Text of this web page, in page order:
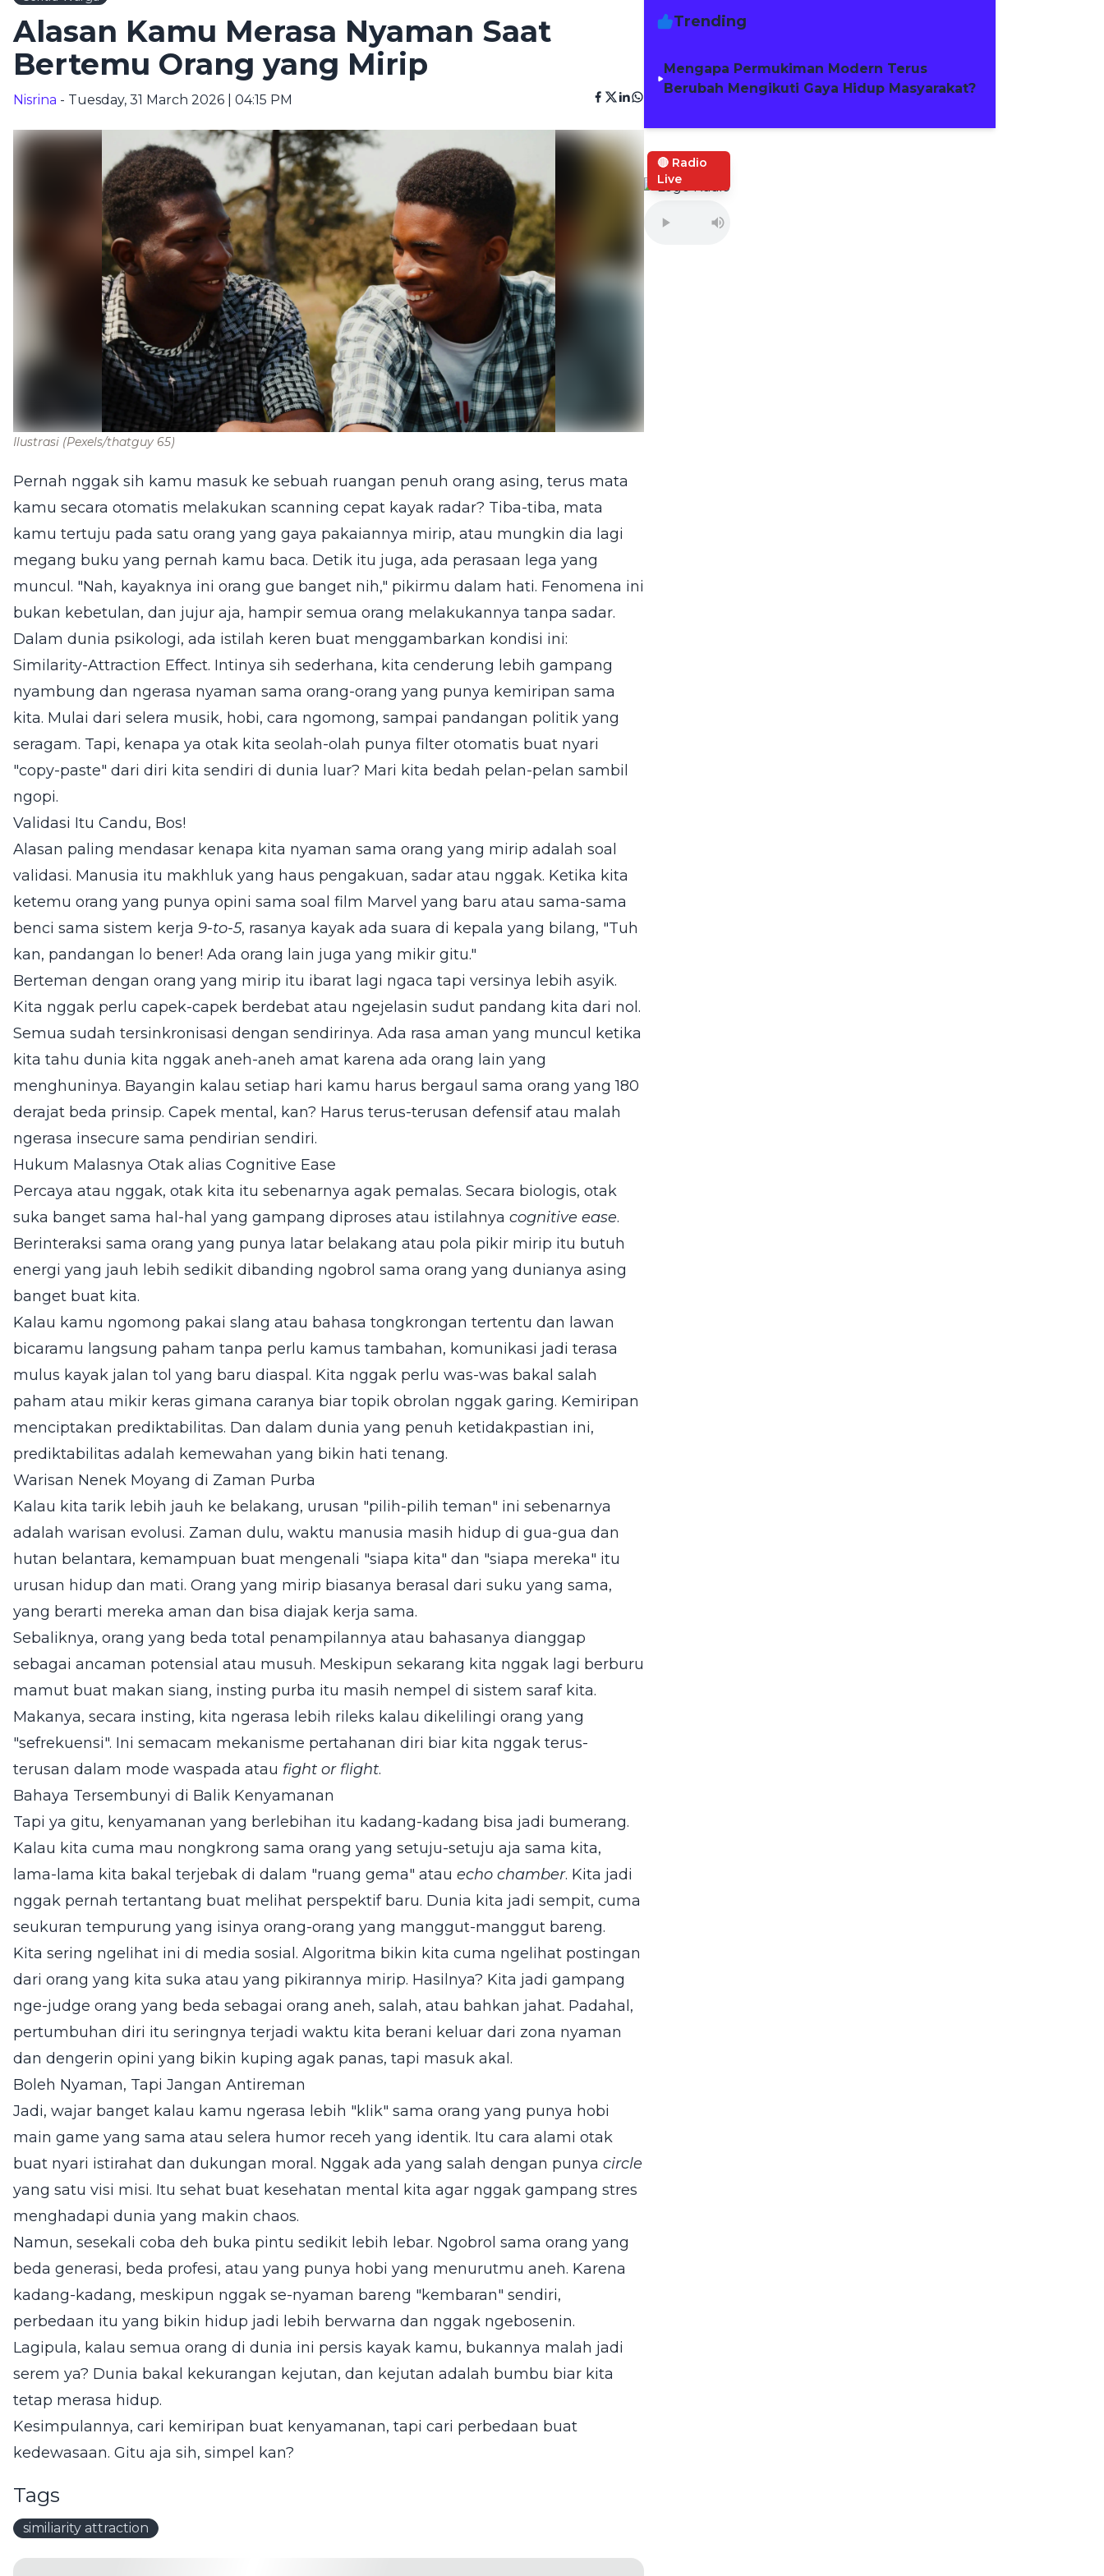
Alasan Kamu Merasa Nyaman Saat
Bertemu Orang yang Mirip
Nisrina - Tuesday, 31 March 2026 | 04:15 PM
Ilustrasi (Pexels/thatguy 65)
Pernah nggak sih kamu masuk ke sebuah ruangan penuh orang asing, terus mata
kamu secara otomatis melakukan scanning cepat kayak radar? Tiba-tiba, mata
kamu tertuju pada satu orang yang gaya pakaiannya mirip, atau mungkin dia lagi
megang buku yang pernah kamu baca. Detik itu juga, ada perasaan lega yang
muncul. "Nah, kayaknya ini orang gue banget nih," pikirmu dalam hati. Fenomena ini
bukan kebetulan, dan jujur aja, hampir semua orang melakukannya tanpa sadar.
Dalam dunia psikologi, ada istilah keren buat menggambarkan kondisi ini:
Similarity-Attraction Effect. Intinya sih sederhana, kita cenderung lebih gampang
nyambung dan ngerasa nyaman sama orang-orang yang punya kemiripan sama
kita. Mulai dari selera musik, hobi, cara ngomong, sampai pandangan politik yang
seragam. Tapi, kenapa ya otak kita seolah-olah punya filter otomatis buat nyari
"copy-paste" dari diri kita sendiri di dunia luar? Mari kita bedah pelan-pelan sambil
ngopi.
Validasi Itu Candu, Bos!
Alasan paling mendasar kenapa kita nyaman sama orang yang mirip adalah soal
validasi. Manusia itu makhluk yang haus pengakuan, sadar atau nggak. Ketika kita
ketemu orang yang punya opini sama soal film Marvel yang baru atau sama-sama
benci sama sistem kerja 9-to-5, rasanya kayak ada suara di kepala yang bilang, "Tuh
kan, pandangan lo bener! Ada orang lain juga yang mikir gitu."
Berteman dengan orang yang mirip itu ibarat lagi ngaca tapi versinya lebih asyik.
Kita nggak perlu capek-capek berdebat atau ngejelasin sudut pandang kita dari nol.
Semua sudah tersinkronisasi dengan sendirinya. Ada rasa aman yang muncul ketika
kita tahu dunia kita nggak aneh-aneh amat karena ada orang lain yang
menghuninya. Bayangin kalau setiap hari kamu harus bergaul sama orang yang 180
derajat beda prinsip. Capek mental, kan? Harus terus-terusan defensif atau malah
ngerasa insecure sama pendirian sendiri.
Hukum Malasnya Otak alias Cognitive Ease
Percaya atau nggak, otak kita itu sebenarnya agak pemalas. Secara biologis, otak
suka banget sama hal-hal yang gampang diproses atau istilahnya cognitive ease.
Berinteraksi sama orang yang punya latar belakang atau pola pikir mirip itu butuh
energi yang jauh lebih sedikit dibanding ngobrol sama orang yang dunianya asing
banget buat kita.
Kalau kamu ngomong pakai slang atau bahasa tongkrongan tertentu dan lawan
bicaramu langsung paham tanpa perlu kamus tambahan, komunikasi jadi terasa
mulus kayak jalan tol yang baru diaspal. Kita nggak perlu was-was bakal salah
paham atau mikir keras gimana caranya biar topik obrolan nggak garing. Kemiripan
menciptakan prediktabilitas. Dan dalam dunia yang penuh ketidakpastian ini,
prediktabilitas adalah kemewahan yang bikin hati tenang.
Warisan Nenek Moyang di Zaman Purba
Kalau kita tarik lebih jauh ke belakang, urusan "pilih-pilih teman" ini sebenarnya
adalah warisan evolusi. Zaman dulu, waktu manusia masih hidup di gua-gua dan
hutan belantara, kemampuan buat mengenali "siapa kita" dan "siapa mereka" itu
urusan hidup dan mati. Orang yang mirip biasanya berasal dari suku yang sama,
yang berarti mereka aman dan bisa diajak kerja sama.
Sebaliknya, orang yang beda total penampilannya atau bahasanya dianggap
sebagai ancaman potensial atau musuh. Meskipun sekarang kita nggak lagi berburu
mamut buat makan siang, insting purba itu masih nempel di sistem saraf kita.
Makanya, secara insting, kita ngerasa lebih rileks kalau dikelilingi orang yang
"sefrekuensi". Ini semacam mekanisme pertahanan diri biar kita nggak terus-
terusan dalam mode waspada atau fight or flight.
Bahaya Tersembunyi di Balik Kenyamanan
Tapi ya gitu, kenyamanan yang berlebihan itu kadang-kadang bisa jadi bumerang.
Kalau kita cuma mau nongkrong sama orang yang setuju-setuju aja sama kita,
lama-lama kita bakal terjebak di dalam "ruang gema" atau echo chamber. Kita jadi
nggak pernah tertantang buat melihat perspektif baru. Dunia kita jadi sempit, cuma
seukuran tempurung yang isinya orang-orang yang manggut-manggut bareng.
Kita sering ngelihat ini di media sosial. Algoritma bikin kita cuma ngelihat postingan
dari orang yang kita suka atau yang pikirannya mirip. Hasilnya? Kita jadi gampang
nge-judge orang yang beda sebagai orang aneh, salah, atau bahkan jahat. Padahal,
pertumbuhan diri itu seringnya terjadi waktu kita berani keluar dari zona nyaman
dan dengerin opini yang bikin kuping agak panas, tapi masuk akal.
Boleh Nyaman, Tapi Jangan Antireman
Jadi, wajar banget kalau kamu ngerasa lebih "klik" sama orang yang punya hobi
main game yang sama atau selera humor receh yang identik. Itu cara alami otak
buat nyari istirahat dan dukungan moral. Nggak ada yang salah dengan punya circle
yang satu visi misi. Itu sehat buat kesehatan mental kita agar nggak gampang stres
menghadapi dunia yang makin chaos.
Namun, sesekali coba deh buka pintu sedikit lebih lebar. Ngobrol sama orang yang
beda generasi, beda profesi, atau yang punya hobi yang menurutmu aneh. Karena
kadang-kadang, meskipun nggak se-nyaman bareng "kembaran" sendiri,
perbedaan itu yang bikin hidup jadi lebih berwarna dan nggak ngebosenin.
Lagipula, kalau semua orang di dunia ini persis kayak kamu, bukannya malah jadi
serem ya? Dunia bakal kekurangan kejutan, dan kejutan adalah bumbu biar kita
tetap merasa hidup.
Kesimpulannya, cari kemiripan buat kenyamanan, tapi cari perbedaan buat
kedewasaan. Gitu aja sih, simpel kan?
Tags
similiarity attraction
Trending
Mengapa Permukiman Modern Terus
Berubah Mengikuti Gaya Hidup Masyarakat?
🔴 Radio
Live